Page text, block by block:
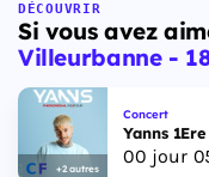
DÉCOUVRIR
Si vous avez
Villeurbanne -
+2 autres
Concert
Yanns
00 jour